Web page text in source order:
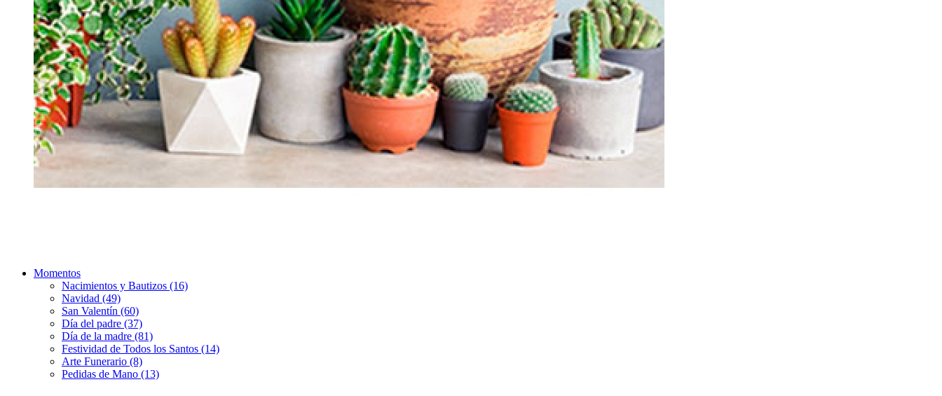
Momentos
Nacimientos y Bautizos (16)
Navidad (49)
San Valentín (60)
Día del padre (37)
Día de la madre (81)
Festividad de Todos los Santos (14)
Arte Funerario (8)
Pedidas de Mano (13)